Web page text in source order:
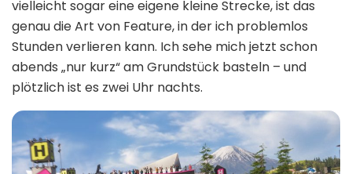
vielleicht sogar eine eigene kleine Strecke, ist das
genau die Art von Feature, in der ich problemlos
Stunden verlieren kann. Ich sehe mich jetzt schon
abends „nur kurz“ am Grundstück basteln – und
plötzlich ist es zwei Uhr nachts.